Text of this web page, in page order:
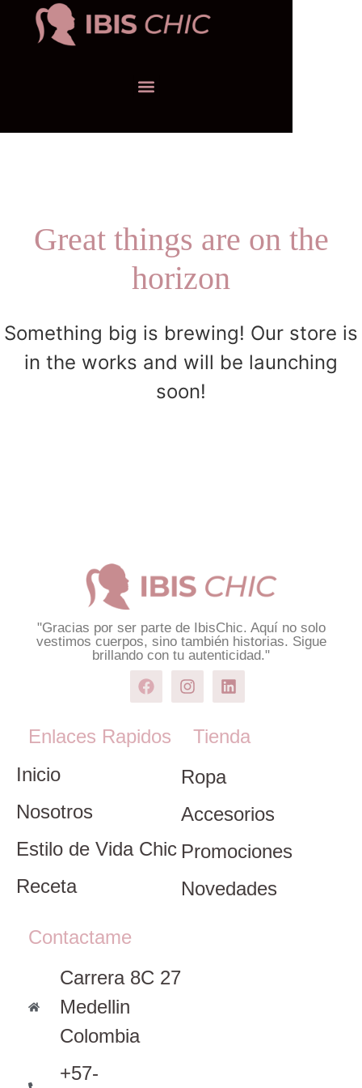
Great things are on the
horizon
Something big is brewing! Our store is
in the works and will be launching
soon!
"Gracias por ser parte de IbisChic. Aquí no solo
vestimos cuerpos, sino también historias. Sigue
brillando con tu autenticidad."
Enlaces Rapidos
Inicio
Nosotros
Estilo de Vida Chic
Receta
Tienda
Ropa
Accesorios
Promociones
Novedades
Contactame
Carrera 8C 27
Medellin
Colombia
+57-